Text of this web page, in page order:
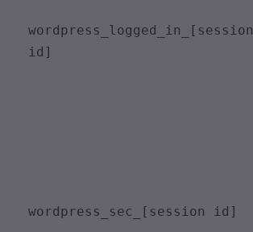
wordpress_logged_in_[session
id]
wordpress_sec_[session id]